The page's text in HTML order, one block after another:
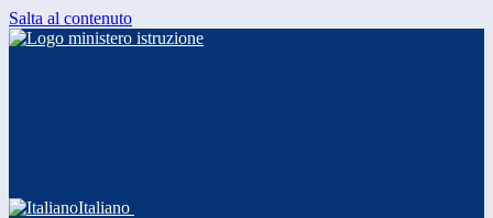
Salta al contenuto
Italiano